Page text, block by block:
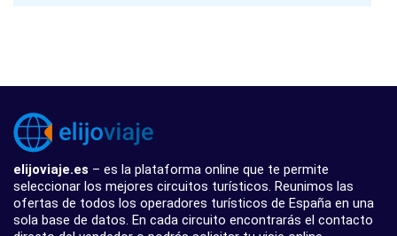
elijoviaje.es – es la plataforma online que te permite
seleccionar los mejores circuitos turísticos. Reunimos las
ofertas de todos los operadores turísticos de España en una
sola base de datos. En cada circuito encontrarás el contacto